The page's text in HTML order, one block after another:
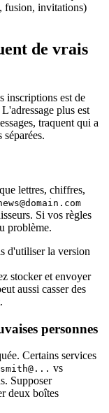
fusion, invitations)
de vrais
inscriptions est de
plus est
traquent qui a
lettres, chiffres,
Si vos règles
problème.
d'utiliser la version
stocker et envoyer
aussi casser des
personnes
Certains services
vs
Supposer
deux boîtes